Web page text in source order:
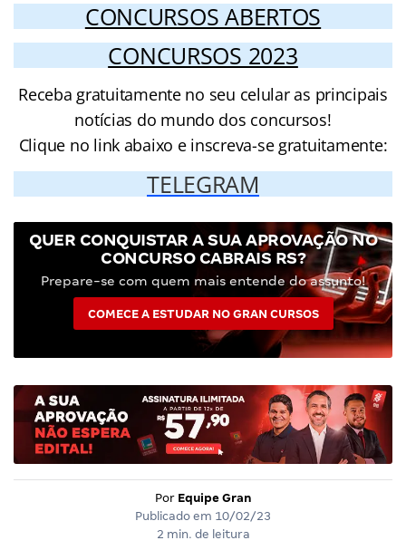
CONCURSOS ABERTOS
CONCURSOS 2023
Receba gratuitamente no seu celular as principais
notícias do mundo dos concursos!
Clique no link abaixo e inscreva-se gratuitamente:
TELEGRAM
QUER CONQUISTAR A SUA APROVAÇÃO NO
CONCURSO CABRAIS RS?
Prepare-se com quem mais entende do assunto!
COMECE A ESTUDAR NO GRAN CURSOS
Por Equipe Gran
Publicado em 10/02/23
2 min. de leitura